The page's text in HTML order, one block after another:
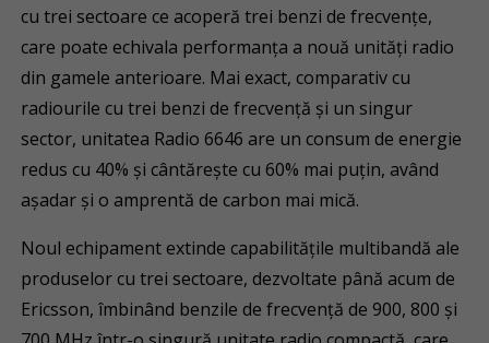
cu trei sectoare ce acoperă trei benzi de frecvențe,
care poate echivala performanța a nouă unități radio
din gamele anterioare. Mai exact, comparativ cu
radiourile cu trei benzi de frecvență și un singur
sector, unitatea Radio 6646 are un consum de energie
redus cu 40% și cântărește cu 60% mai puțin, având
așadar și o amprentă de carbon mai mică.
Noul echipament extinde capabilitățile multibandă ale
produselor cu trei sectoare, dezvoltate până acum de
Ericsson, îmbinând benzile de frecvență de 900, 800 și